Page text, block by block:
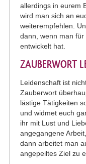
allerdings in eurem
wird man sich an
weiterempfehlen.
dann, wenn man
entwickelt hat.
ZAUBERWORT
Leidenschaft ist
Zauberwort
lästige Tätigkeiten
und widmet euch
ihr mit Lust und
angegangene
dann arbeitet man
angepeiltes Ziel zu